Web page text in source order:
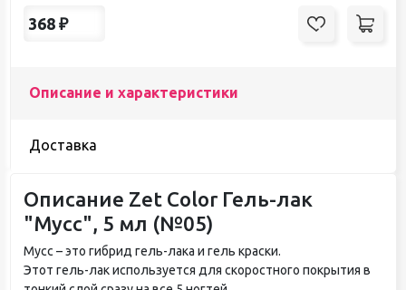
368 ₽
Описание и характеристики
Доставка
Описание Zet Color Гель-лак
"Мусс", 5 мл (№05)
Мусс – это гибрид гель-лака и гель краски.
Этот гель-лак используется для скоростного покрытия в